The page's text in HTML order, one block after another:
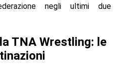
negli ultimi due
TNA Wrestling: le